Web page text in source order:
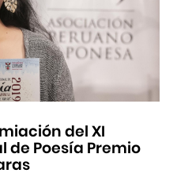
del XI
de Poesía Premio